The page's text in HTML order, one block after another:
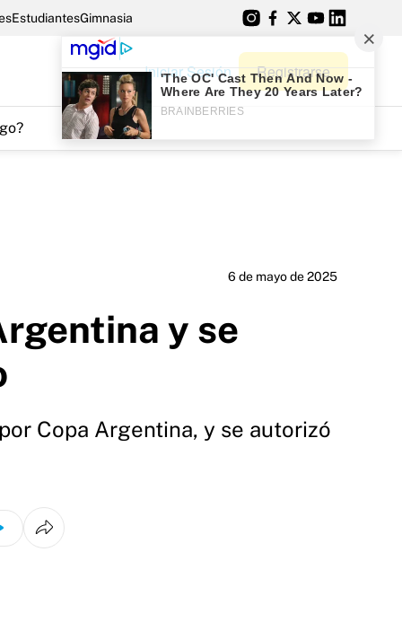
EstudiantesGimnasia
Iniciar Sesión Registrarse
6 de mayo de 2025
y se
Copa Argentina, y se autorizó